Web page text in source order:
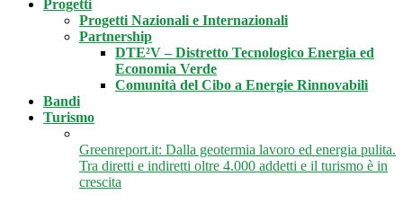
Progetti
Progetti Nazionali e Internazionali
Partnership
DTE²V – Distretto Tecnologico Energia ed
Economia Verde
Comunità del Cibo a Energie Rinnovabili
Bandi
Turismo
Greenreport.it: Dalla geotermia lavoro ed energia pulita.
Tra diretti e indiretti oltre 4.000 addetti e il turismo è in
crescita